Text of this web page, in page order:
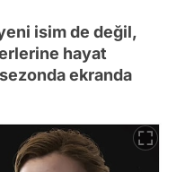
isim de değil,
hayat
ekranda